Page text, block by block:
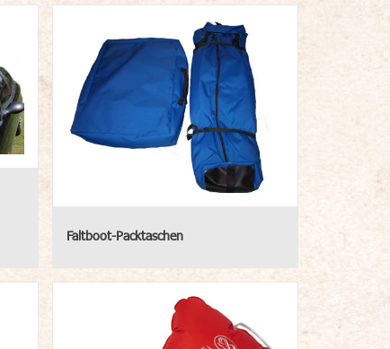
Faltboot-Packtaschen